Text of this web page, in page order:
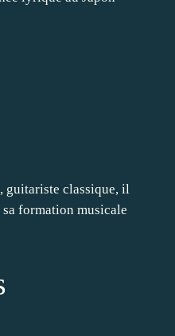
guitariste classique, il
formation musicale